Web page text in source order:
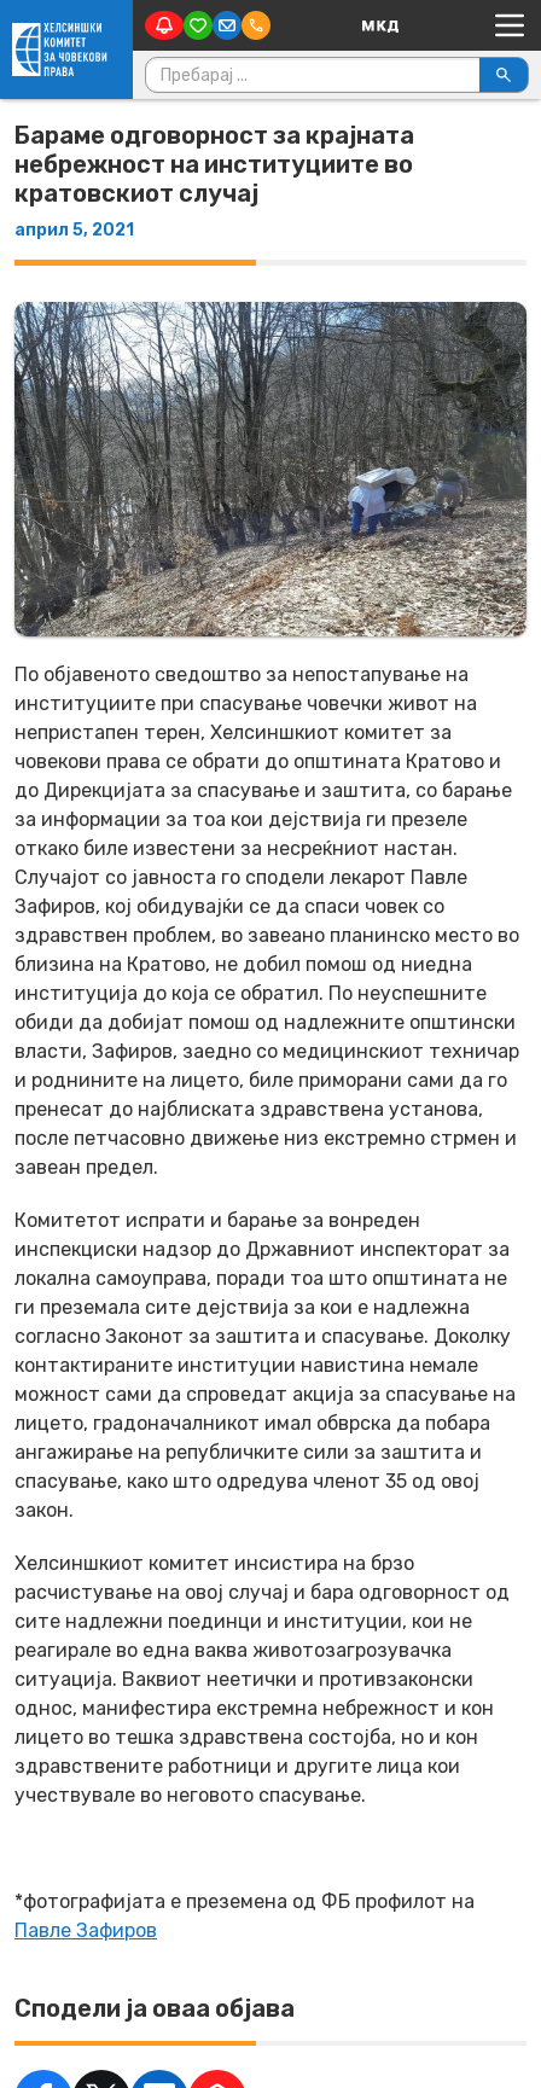
Skip to content Main Navigation
Пребарувај за:
Бараме одговорност за крајната
небрежност на институциите во
кратовскиот случај
април 5, 2021
По објавеното сведоштво за непостапување на
институциите при спасување човечки живот на
непристапен терен, Хелсиншкиот комитет за
човекови права се обрати до општината Кратово и
до Дирекцијата за спасување и заштита, со барање
за информации за тоа кои дејствија ги презеле
откако биле известени за несреќниот настан.
Случајот со јавноста го сподели лекарот Павле
Зафиров, кој обидувајќи се да спаси човек со
здравствен проблем, во завеано планинско место во
близина на Кратово, не добил помош од ниедна
институција до која се обратил. По неуспешните
обиди да добијат помош од надлежните општински
власти, Зафиров, заедно со медицинскиот техничар
и роднините на лицето, биле приморани сами да го
пренесат до најблиската здравствена установа,
после петчасовно движење низ екстремно стрмен и
завеан предел.
Комитетот испрати и барање за вонреден
инспекциски надзор до Државниот инспекторат за
локална самоуправа, поради тоа што општината не
ги преземала сите дејствија за кои е надлежна
согласно Законот за заштита и спасување. Доколку
контактираните институции навистина немале
можност сами да спроведат акција за спасување на
лицето, градоначалникот имал обврска да побара
ангажирање на републичките сили за заштита и
спасување, како што одредува членот 35 од овој
закон.
Хелсиншкиот комитет инсистира на брзо
расчистување на овој случај и бара одговорност од
сите надлежни поединци и институции, кои не
реагирале во една ваква животозагрозувачка
ситуација. Ваквиот неетички и противзаконски
однос, манифестира екстремна небрежност и кон
лицето во тешка здравствена состојба, но и кон
здравствените работници и другите лица кои
учествувале во неговото спасување.
*фотографијата е преземена од ФБ профилот на
Павле Зафиров
Сподели ја оваа објава